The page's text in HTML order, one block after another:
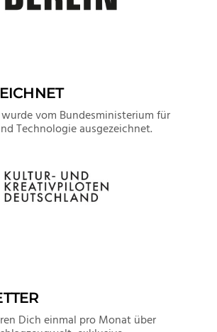
vom Bundesministerium für
Technologie ausgezeichnet.
Dich einmal pro Monat über